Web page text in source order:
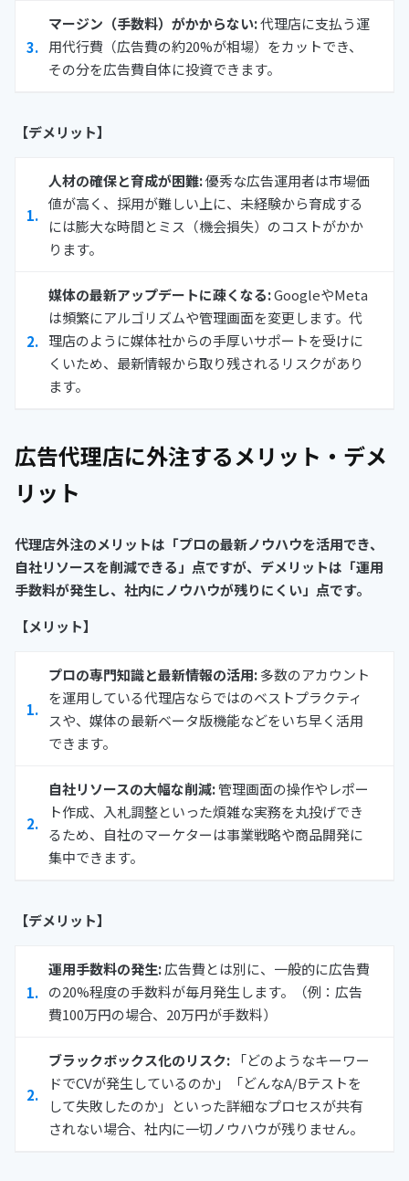
マージン（手数料）がかからない:代理店に支払う運
用代行費（広告費の約20%が相場）をカットでき、
その分を広告費自体に投資できます。
【デメリット】
人材の確保と育成が困難:優秀な広告運用者は市場価
値が高く、採用が難しい上に、未経験から育成する
には膨大な時間とミス（機会損失）のコストがかか
ります。
媒体の最新アップデートに疎くなる:GoogleやMeta
は頻繁にアルゴリズムや管理画面を変更します。代
理店のように媒体社からの手厚いサポートを受けに
くいため、最新情報から取り残されるリスクがあり
ます。
広告代理店に外注するメリット・デメ
リット
代理店外注のメリットは「プロの最新ノウハウを活用でき、
自社リソースを削減できる」点ですが、デメリットは「運用
手数料が発生し、社内にノウハウが残りにくい」点です。
【メリット】
プロの専門知識と最新情報の活用:多数のアカウント
を運用している代理店ならではのベストプラクティ
スや、媒体の最新ベータ版機能などをいち早く活用
できます。
自社リソースの大幅な削減:管理画面の操作やレポー
ト作成、入札調整といった煩雑な実務を丸投げでき
るため、自社のマーケターは事業戦略や商品開発に
集中できます。
【デメリット】
運用手数料の発生:広告費とは別に、一般的に広告費
の20%程度の手数料が毎月発生します。（例：広告
費100万円の場合、20万円が手数料）
ブラックボックス化のリスク: 「どのようなキーワー
ドでCVが発生しているのか」「どんなA/Bテストを
して失敗したのか」といった詳細なプロセスが共有
されない場合、社内に一切ノウハウが残りません。